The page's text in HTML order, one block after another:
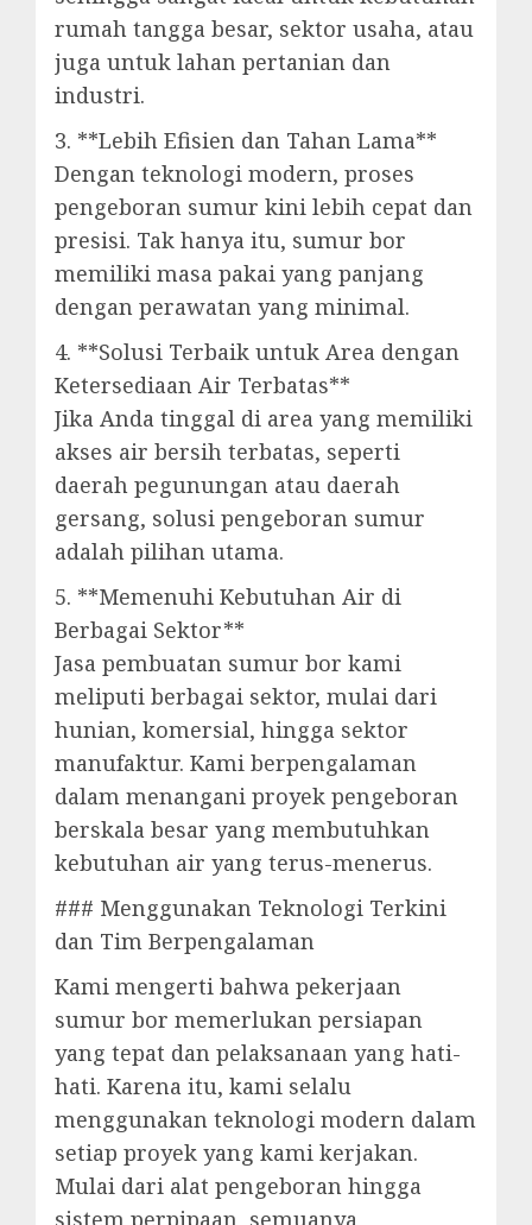
rumah tangga besar, sektor usaha, atau
juga untuk lahan pertanian dan
industri.
3. **Lebih Efisien dan Tahan Lama**
Dengan teknologi modern, proses
pengeboran sumur kini lebih cepat dan
presisi. Tak hanya itu, sumur bor
memiliki masa pakai yang panjang
dengan perawatan yang minimal.
4. **Solusi Terbaik untuk Area dengan
Ketersediaan Air Terbatas**
Jika Anda tinggal di area yang memiliki
akses air bersih terbatas, seperti
daerah pegunungan atau daerah
gersang, solusi pengeboran sumur
adalah pilihan utama.
5. **Memenuhi Kebutuhan Air di
Berbagai Sektor**
Jasa pembuatan sumur bor kami
meliputi berbagai sektor, mulai dari
hunian, komersial, hingga sektor
manufaktur. Kami berpengalaman
dalam menangani proyek pengeboran
berskala besar yang membutuhkan
kebutuhan air yang terus-menerus.
### Menggunakan Teknologi Terkini
dan Tim Berpengalaman
Kami mengerti bahwa pekerjaan
sumur bor memerlukan persiapan
yang tepat dan pelaksanaan yang hati-
hati. Karena itu, kami selalu
menggunakan teknologi modern dalam
setiap proyek yang kami kerjakan.
Mulai dari alat pengeboran hingga
sistem perpipaan, semuanya